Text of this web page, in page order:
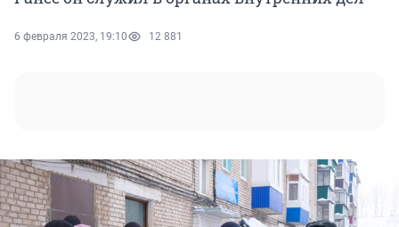
6 февраля 2023, 19:10 12 881